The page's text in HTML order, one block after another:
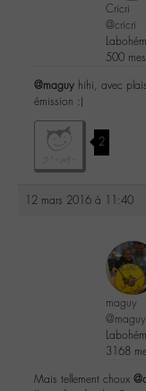
Cricri
@cricri
500
@maguy hihi, avec
émission :)
2
12 mars 2016 à 11:40
maguy
@maguy
3168
Mais tellement choux